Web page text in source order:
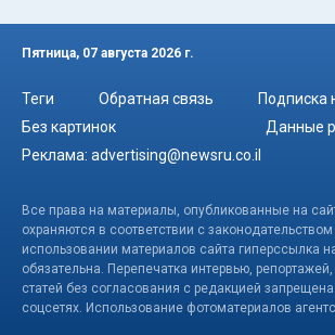
Пятница, 07 августа 2026 г.
Теги Обратная связь
Подписка
Без картинок
Данные
Реклама: advertising@newsru.co.il
Все права на материалы, опубликованные на
охраняются в соответствии с
использовании материалов сайта гиперссылка
обязательна. Перепечатка интервью,
статей без согласования с редакцией
соцсетях. Использование фотоматериалов